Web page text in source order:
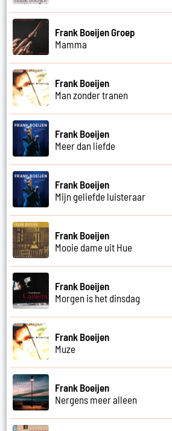
Frank Boeijen Groep
Mamma
Frank Boeijen
Man zonder tranen
Frank Boeijen
Meer dan liefde
Frank Boeijen
Mijn geliefde luisteraar
Frank Boeijen
Mooie dame uit Hue
Frank Boeijen
Morgen is het dinsdag
Frank Boeijen
Muze
Frank Boeijen
Nergens meer alleen